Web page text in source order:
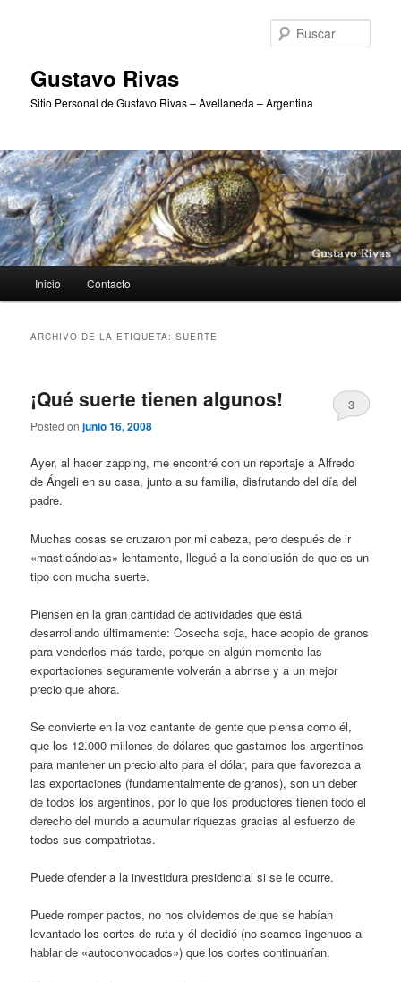
Gustavo Rivas
Sitio Personal de Gustavo Rivas – Avellaneda – Argentina
principal
Inicio Contacto
ARCHIVO DE LA ETIQUETA:SUERTE
¡Qué suerte tienen algunos!
Posted onjunio 16, 2008
3
Ayer, al hacer zapping, me encontré con un reportaje a Alfredo
de Ángeli en su casa, junto a su familia, disfrutando del día del
padre.
Muchas cosas se cruzaron por mi cabeza, pero después de ir
«masticándolas» lentamente, llegué a la conclusión de que es un
tipo con mucha suerte.
Piensen en la gran cantidad de actividades que está
desarrollando últimamente: Cosecha soja, hace acopio de granos
para venderlos más tarde, porque en algún momento las
exportaciones seguramente volverán a abrirse y a un mejor
precio que ahora.
Se convierte en la voz cantante de gente que piensa como él,
que los 12.000 millones de dólares que gastamos los argentinos
para mantener un precio alto para el dólar, para que favorezca a
las exportaciones (fundamentalmente de granos), son un deber
de todos los argentinos, por lo que los productores tienen todo el
derecho del mundo a acumular riquezas gracias al esfuerzo de
todos sus compatriotas.
Puede ofender a la investidura presidencial si se le ocurre.
Puede romper pactos, no nos olvidemos de que se habían
levantado los cortes de ruta y él decidió (no seamos ingenuos al
hablar de «autoconvocados») que los cortes continuarían.